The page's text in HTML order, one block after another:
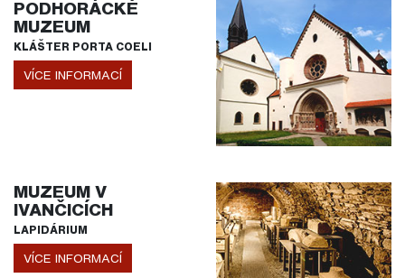
PODHORÁCKÉ
MUZEUM
KLÁŠTER PORTA COELI
VÍCE INFORMACÍ
MUZEUM V
IVANČICÍCH
LAPIDÁRIUM
VÍCE INFORMACÍ